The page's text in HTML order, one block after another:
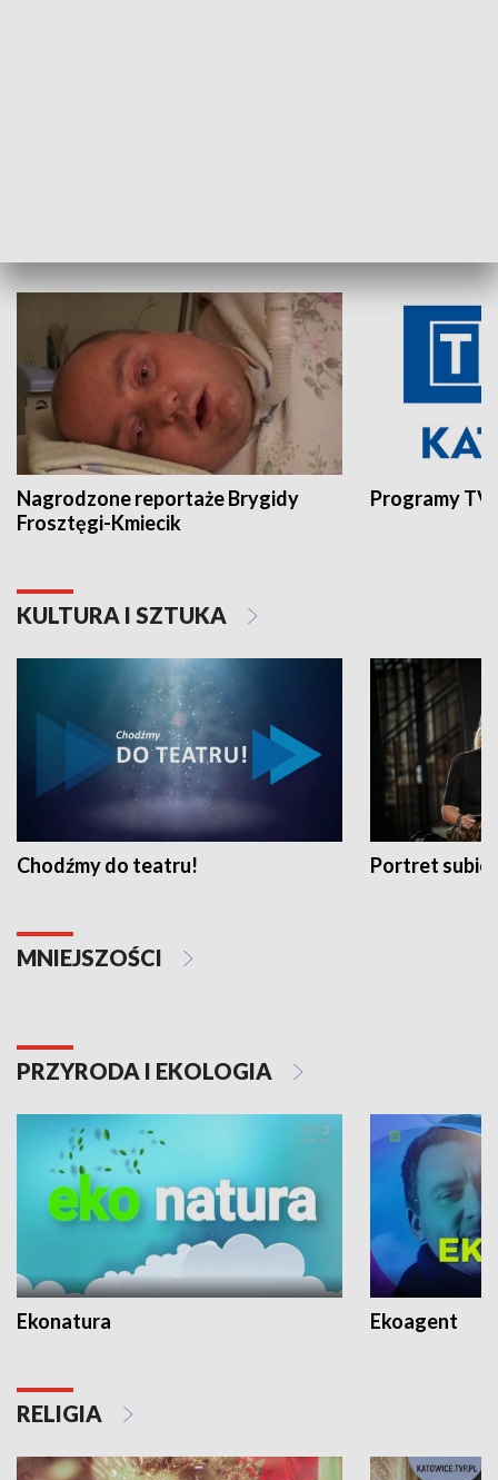
Nagrodzone reportaże Brygidy
Frosztęgi-Kmiecik
Programy
KULTURA I SZTUKA
Chodźmy do teatru! Portret
MNIEJSZOŚCI
PRZYRODA I EKOLOGIA
Ekonatura Ekoagent
RELIGIA